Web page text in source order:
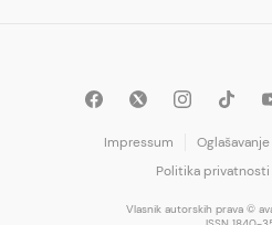
Impressum Oglašavanje
Politika privatnosti
Vlasnik autorskih prava ©